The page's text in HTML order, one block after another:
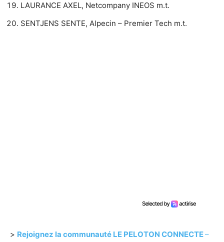
LAURANCE AXEL, Netcompany INEOS m.t.
SENTJENS SENTE, Alpecin – Premier Tech m.t.
> Rejoignez la communauté LE PELOTON CONNECTE–